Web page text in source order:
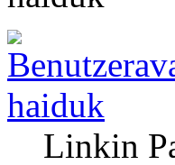
haiduk
Linkin